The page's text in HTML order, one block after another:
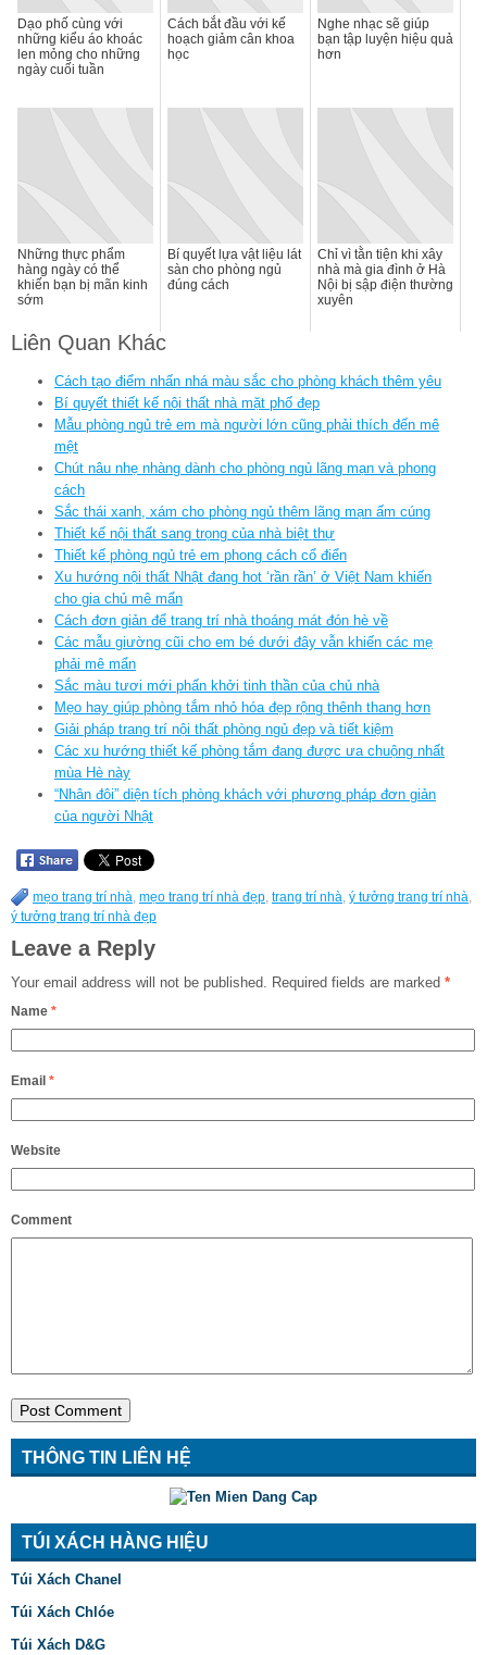
Dạo phố cùng với
những kiểu áo khoác
len mỏng cho những
ngày cuối tuần
Cách bắt đầu với kế
hoạch giảm cân khoa
học
Nghe nhạc sẽ giúp
bạn tập luyện hiệu quả
hơn
Những thực phẩm
hàng ngày có thể
khiến bạn bị mãn kinh
sớm
Bí quyết lựa vật liệu lát
sàn cho phòng ngủ
đúng cách
Chỉ vì tằn tiện khi xây
nhà mà gia đình ở Hà
Nội bị sập điện thường
xuyên
Liên Quan Khác
Cách tạo điểm nhấn nhá màu sắc cho phòng khách thêm yêu
Bí quyết thiết kế nội thất nhà mặt phố đẹp
Mẫu phòng ngủ trẻ em mà người lớn cũng phải thích đến mê
mệt
Chút nâu nhẹ nhàng dành cho phòng ngủ lãng mạn và phong
cách
Sắc thái xanh, xám cho phòng ngủ thêm lãng mạn ấm cúng
Thiết kế nội thất sang trọng của nhà biệt thự
Thiết kế phòng ngủ trẻ em phong cách cổ điển
Xu hướng nội thất Nhật đang hot ‘rần rần’ ở Việt Nam khiến
cho gia chủ mê mẩn
Cách đơn giản để trang trí nhà thoáng mát đón hè về
Các mẫu giường cũi cho em bé dưới đây vẫn khiến các mẹ
phải mê mẩn
Sắc màu tươi mới phấn khởi tinh thần của chủ nhà
Mẹo hay giúp phòng tắm nhỏ hóa đẹp rộng thênh thang hơn
Giải pháp trang trí nội thất phòng ngủ đẹp và tiết kiệm
Các xu hướng thiết kế phòng tắm đang được ưa chuộng nhất
mùa Hè này
“Nhân đôi” diện tích phòng khách với phương pháp đơn giản
của người Nhật
mẹo trang trí nhà, mẹo trang trí nhà đẹp, trang trí nhà, ý tưởng trang trí nhà,
ý tưởng trang trí nhà đẹp
Leave a Reply
Your email address will not be published. Required fields are marked *
Name *
Email *
Website
Comment
THÔNG TIN LIÊN HỆ
TÚI XÁCH HÀNG HIỆU
Túi Xách Chanel
Túi Xách Chlóe
Túi Xách D&G